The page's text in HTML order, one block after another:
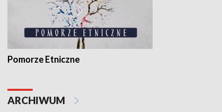
Pomorze Etniczne
ARCHIWUM